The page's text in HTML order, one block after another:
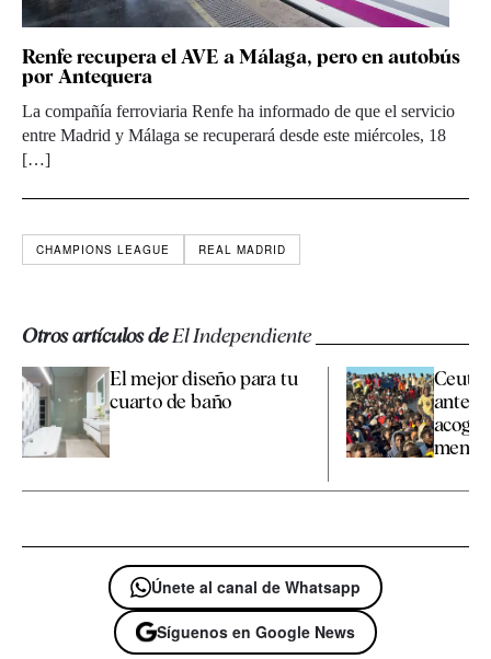
Renfe recupera el AVE a Málaga, pero en autobús
por Antequera
La compañía ferroviaria Renfe ha informado de que el servicio
entre Madrid y Málaga se recuperará desde este miércoles, 18
[…]
CHAMPIONS LEAGUE REAL MADRID
Otros artículos deEl Independiente
El mejor diseño para tu
cuarto de baño
Ceuta
ante
Únete al canal de Whatsapp
Síguenos en Google News